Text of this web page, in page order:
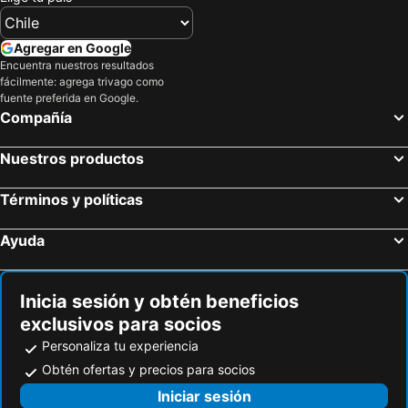
Hotel Monte Rei
Agregar en Google
Encuentra nuestros resultados
fácilmente: agrega trivago como
fuente preferida en Google.
Compañía
Nuestros productos
Términos y políticas
Ayuda
Inicia sesión y obtén beneficios
exclusivos para socios
Personaliza tu experiencia
Obtén ofertas y precios para socios
Iniciar sesión